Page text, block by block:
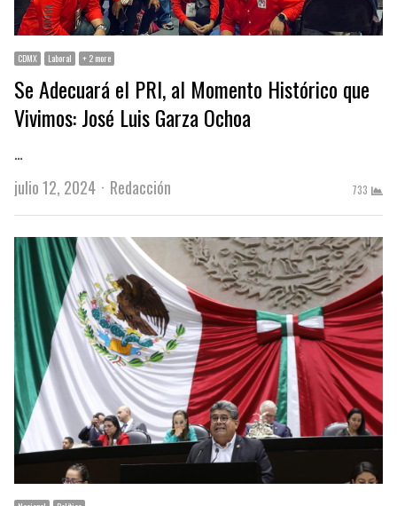
CDMX Laboral + 2 more
Se Adecuará el PRI, al Momento Histórico que
Vivimos: José Luis Garza Ochoa
…
julio 12, 2024
Author
Redacción 733